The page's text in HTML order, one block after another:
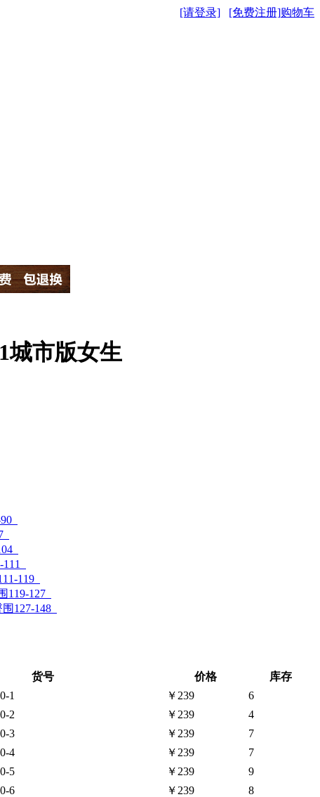
[请登录] [免费注册]购物车
城市版女生
119
119-127
127-148
货号 价格
库存
1 ￥239
6
2 ￥239
4
3 ￥239
7
4 ￥239
7
5 ￥239
9
6 ￥239
8